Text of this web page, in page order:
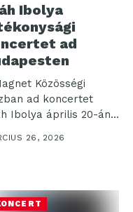
Ibolya
ad
Közösségi
ad koncertet
Ibolya április 20-án.
Ibolyántúl...
26, 2026